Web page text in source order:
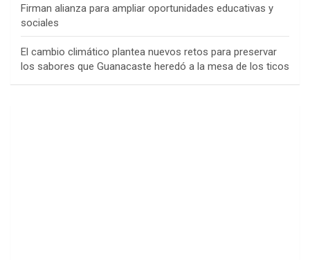
Firman alianza para ampliar oportunidades educativas y
sociales
El cambio climático plantea nuevos retos para preservar
los sabores que Guanacaste heredó a la mesa de los ticos